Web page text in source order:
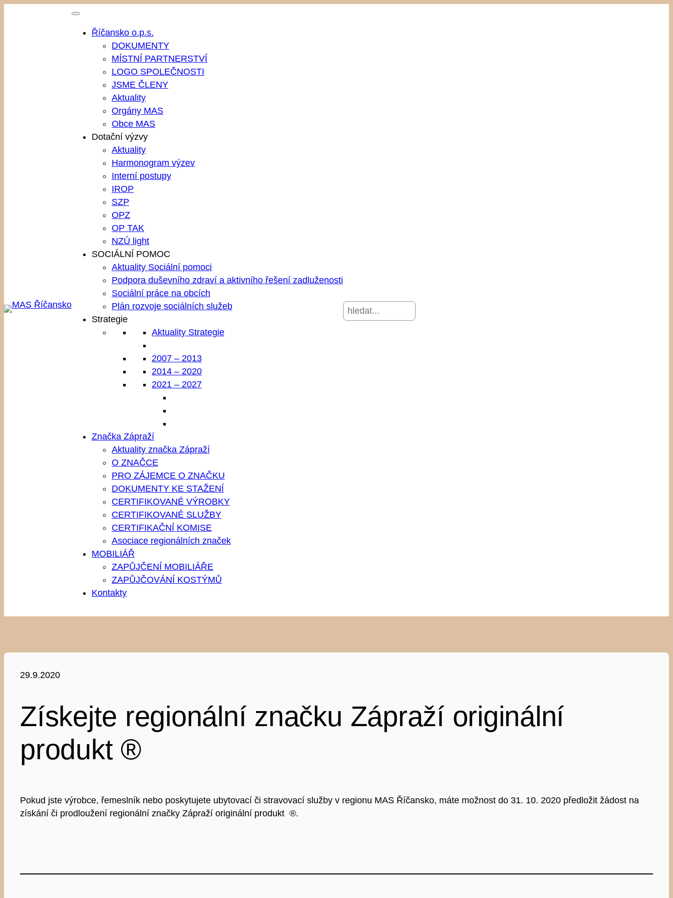
Říčansko o.p.s.
DOKUMENTY
MÍSTNÍ PARTNERSTVÍ
LOGO SPOLEČNOSTI
JSME ČLENY
Aktuality
Orgány MAS
Obce MAS
Dotační výzvy
Aktuality
Harmonogram výzev
Interní postupy
IROP
SZP
OPZ
OP TAK
NZÚ light
SOCIÁLNÍ POMOC
Aktuality Sociální pomoci
Podpora duševního zdraví a aktivního řešení zadluženosti
Sociální práce na obcích
Plán rozvoje sociálních služeb
Strategie
Aktuality Strategie
2007 – 2013
2014 – 2020
2021 – 2027
Značka Zápraží
Aktuality značka Zápraží
O ZNAČCE
PRO ZÁJEMCE O ZNAČKU
DOKUMENTY KE STAŽENÍ
CERTIFIKOVANÉ VÝROBKY
CERTIFIKOVANÉ SLUŽBY
CERTIFIKAČNÍ KOMISE
Asociace regionálních značek
MOBILIÁŘ
ZAPŮJČENÍ MOBILIÁŘE
ZAPŮJČOVÁNÍ KOSTÝMŮ
Kontakty
Hledat
29.9.2020
Získejte regionální značku Zápraží originální
produkt ®
Pokud jste výrobce, řemeslník nebo poskytujete ubytovací či stravovací služby v regionu MAS Říčansko, máte možnost do 31. 10. 2020 předložit žádost na
získání či prodloužení regionální značky Zápraží originální produkt ®.